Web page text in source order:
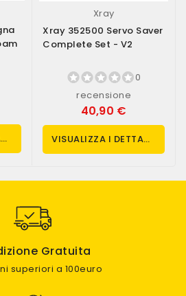
VISUALIZZA I DETTAGLI
Xray
Xray 352500 Servo Saver
Complete Set - V2
0
recensione
40,90 €
VISUALIZZA I DETTAGLI
Gratuita
superiori a 100euro